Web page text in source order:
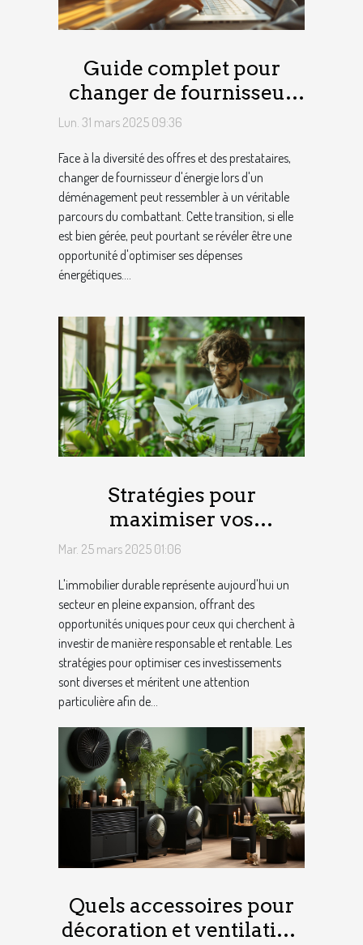
Guide complet pour
changer de fournisseur
d'énergie lors d'un
Lun. 31 mars 2025 09:36
Face à la diversité des offres et des prestataires,
changer de fournisseur d'énergie lors d'un
déménagement peut ressembler à un véritable
parcours du combattant. Cette transition, si elle
est bien gérée, peut pourtant se révéler être une
opportunité d'optimiser ses dépenses
énergétiques....
Stratégies pour
maximiser vos
investissements dans
Mar. 25 mars 2025 01:06
L'immobilier durable représente aujourd'hui un
secteur en pleine expansion, offrant des
opportunités uniques pour ceux qui cherchent à
investir de manière responsable et rentable. Les
stratégies pour optimiser ces investissements
sont diverses et méritent une attention
particulière afin de...
Quels accessoires pour
décoration et ventilation